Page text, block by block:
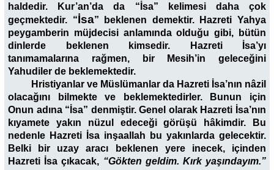
haldedir. Kur’an’da da “İsa” kelimesi daha çok
geçmektedir. “İsa” beklenen demektir. Hazreti Yahya
peygamberin müjdecisi anlamında olduğu gibi, bütün
dinlerde beklenen kimsedir. Hazreti İsa’yı
tanımamalarına rağmen, bir Mesih’in geleceğini
Yahudiler de beklemektedir.
Hristiyanlar ve Müslümanlar da Hazreti İsa’nın nâzil
olacağını bilmekte ve beklemektedirler. Bunun için
Onun adına “İsa” denmiştir. Genel olarak Hazreti İsa’nın
kıyamete yakın nüzul edeceği görüşü hâkimdir. Bu
nedenle Hazreti İsa inşaallah bu yakınlarda gelecektir.
Belki bir uzay aracı beklenen yere inecek, içinden
Hazreti İsa çıkacak, “Gökten geldim. Kırk yaşındayım.”